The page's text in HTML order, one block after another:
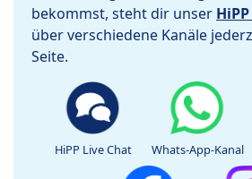
bekommst, steht dir unser
über verschiedene Kanäle
Seite.
HiPP Live Chat Whats-App-Kanal